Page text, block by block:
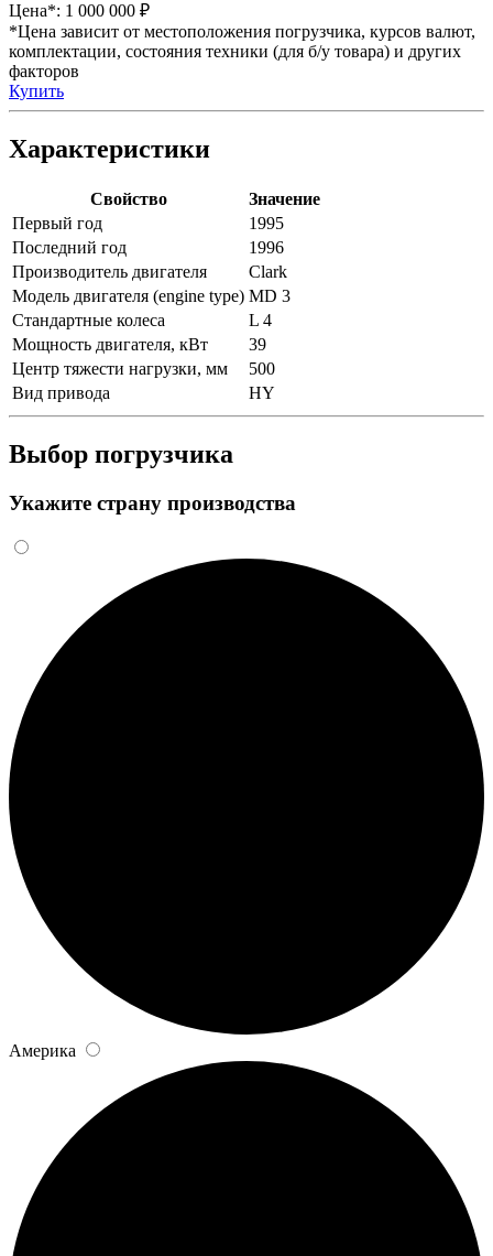
Цена*: 1 000 000 ₽
*Цена зависит от местоположения погрузчика, курсов валют,
комплектации, состояния техники (для б/у товара) и других
факторов
Купить
Характеристики
Свойство
Значение
Первый год
1995
Последний год
1996
Производитель двигателя
Clark
Модель двигателя (engine type) MD 3
Стандартные колеса
L 4
Мощность двигателя, кВт
39
Центр тяжести нагрузки, мм
500
Вид привода
HY
Выбор погрузчика
Укажите страну производства
Америка